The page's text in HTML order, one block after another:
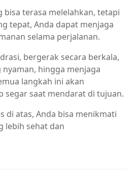
bisa terasa melelahkan, tetapi
tepat, Anda dapat menjaga
selama perjalanan.
bergerak secara berkala,
hingga menjaga
langkah ini akan
segar saat mendarat di tujuan.
di atas, Anda bisa menikmati
lebih sehat dan